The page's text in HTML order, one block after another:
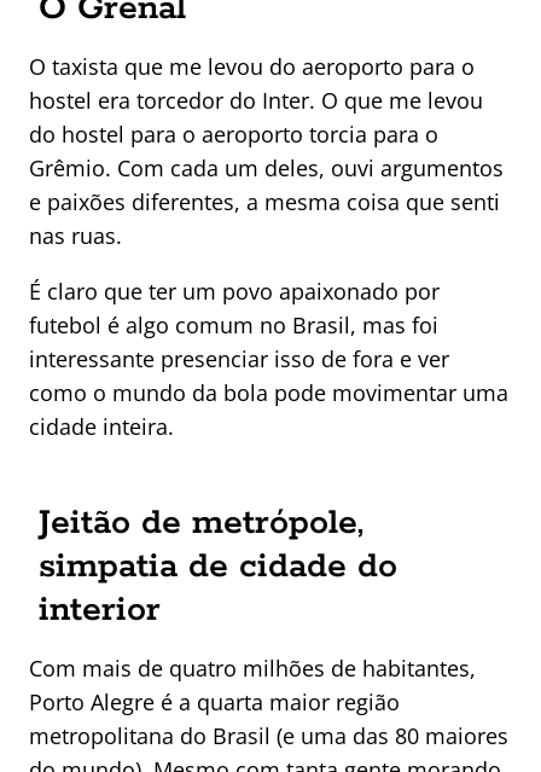
O taxista que me levou do aeroporto para o
hostel era torcedor do Inter. O que me levou
do hostel para o aeroporto torcia para o
Grêmio. Com cada um deles, ouvi argumentos
e paixões diferentes, a mesma coisa que senti
nas ruas.
É claro que ter um povo apaixonado por
futebol é algo comum no Brasil, mas foi
interessante presenciar isso de fora e ver
como o mundo da bola pode movimentar uma
cidade inteira.
Jeitão de metrópole,
simpatia de cidade do
interior
Com mais de quatro milhões de habitantes,
Porto Alegre é a quarta maior região
metropolitana do Brasil (e uma das 80 maiores